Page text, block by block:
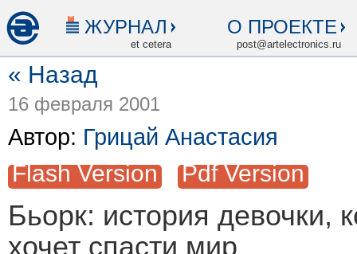
ЖУРНАЛ
et cetera
О ПРОЕКТЕ
post@artelectronics.ru
« Назад
16 февраля 2001
Автор: Грицай Анастасия
Flash Version Pdf Version
Бьорк: история девочки,
хочет спасти мир